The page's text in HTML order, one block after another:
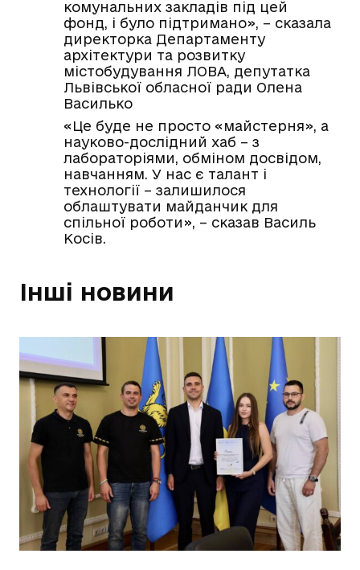
комунальних закладів під цей
фонд, і було підтримано», – сказала
директорка Департаменту
архітектури та розвитку
містобудування ЛОВА, депутатка
Львівської обласної ради Олена
Василько
«Це буде не просто «майстерня», а
науково-дослідний хаб – з
лабораторіями, обміном досвідом,
навчанням. У нас є талант і
технології – залишилося
облаштувати майданчик для
спільної роботи», – сказав Василь
Косів.
Інші новини